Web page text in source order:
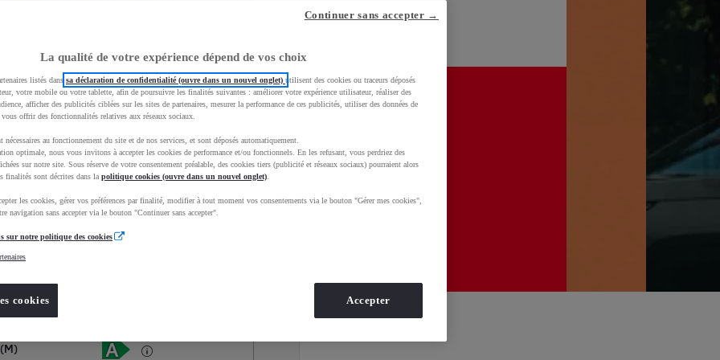
Services Concession
Occasions
La qualité de votre expérience dépend de vos choix
listés dans sa déclaration de confidentialité (ouvre dans un nouvel onglet) utilisent des cookies ou traceurs déposés
votre mobile ou votre tablette, afin de poursuivre les finalités suivantes : améliorer votre expérience utilisateur, réaliser des
afficher des publicités ciblées sur les sites de partenaires, mesurer la performance de ces publicités, utiliser des données de
offrir des fonctionnalités relatives aux réseaux sociaux.
nécessaires au fonctionnement du site et de nos services, et sont déposés automatiquement.
optimale, nous vous invitons à accepter les cookies de performance et/ou fonctionnels. En les refusant, vous perdriez des
sur notre site. Sous réserve de votre consentement préalable, des cookies tiers (publicité et réseaux sociaux) pourraient alors
finalités sont décrites dans la politique cookies (ouvre dans un nouvel onglet)
les cookies, gérer vos préférences par finalité, modifier à tout moment vos consentements via le bouton "Gérer mes cookies",
navigation sans accepter via le bouton "Continuer sans accepter".
sur notre politique des cookies
cookies
Continuer sans accepter →
Accepter